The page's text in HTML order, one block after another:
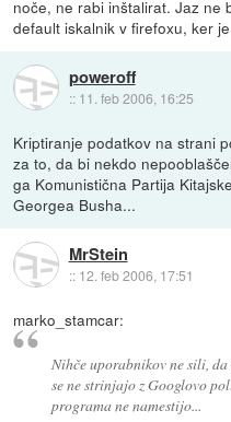
noče, ne rabi inštalirat. Jaz ne
default iskalnik v firefoxu, ker
poweroff
:: 11. feb 2006, 16:25
Kriptiranje podatkov na strani
za to, da bi nekdo
ga Komunistična Partija
Georgea Busha...
MrStein
:: 12. feb 2006, 17:51
marko_stamcar:
Nihče uporabnikov ne sili,
se ne strinjajo z Googlovo
programa ne namestijo...